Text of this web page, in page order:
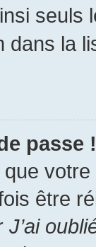
seuls
la
passe !
être
J’ai